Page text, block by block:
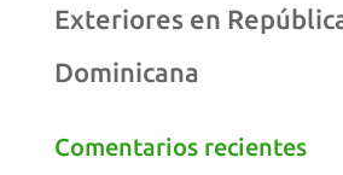
Exteriores en
Dominicana
Comentarios recientes